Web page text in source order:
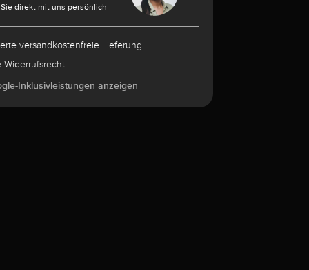
direkt mit uns persönlich
versandkostenfreie Lieferung
Widerrufsrecht
Inklusivleistungen anzeigen